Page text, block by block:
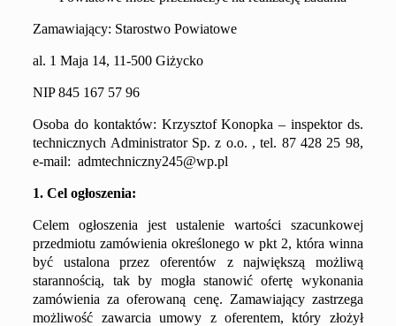
Zamawiający: Starostwo Powiatowe
al. 1 Maja 14, 11-500 Giżycko
NIP 845 167 57 96
Osoba do kontaktów: Krzysztof Konopka – inspektor ds.
technicznych Administrator Sp. z o.o. ,tel. 87428 25 98,
e-mail: admtechniczny245@wp.pl
1. Cel ogłoszenia:
Celem ogłoszenia jest ustalenie wartości szacunkowej
przedmiotu zamówienia określonego w pkt 2, która winna
być ustalona przez oferentów z największą możliwą
starannością, tak by mogła stanowić ofertę wykonania
zamówienia za oferowaną cenę. Zamawiający zastrzega
możliwość zawarcia umowy z oferentem, który złożył